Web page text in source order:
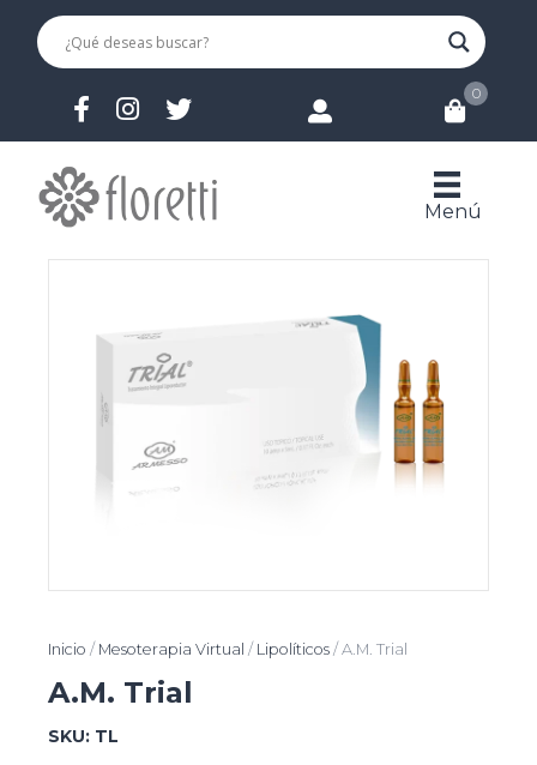
0
Menú
Inicio / Mesoterapia Virtual / Lipolíticos / A.M. Trial
A.M. Trial
SKU: TL